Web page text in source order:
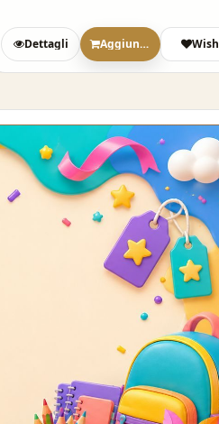
Dettagli Aggiungi Wish